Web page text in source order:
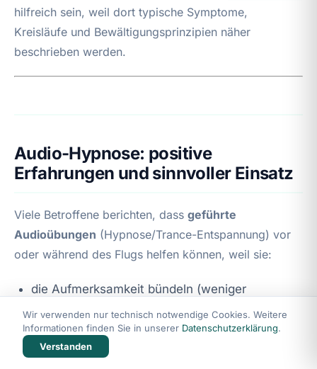
hilfreich sein, weil dort typische Symptome,
Kreisläufe und Bewältigungsprinzipien näher
beschrieben werden.
Audio-Hypnose: positive
Erfahrungen und sinnvoller Einsatz
Viele Betroffene berichten, dass geführte
Audioübungen (Hypnose/Trance-Entspannung) vor
oder während des Flugs helfen können, weil sie:
die Aufmerksamkeit bündeln (weniger
„Scanning“ des Körpers),
über Suggestionen die Bedrohungsbewertung
dämpfen,
Wir verwenden nur technisch notwendige Cookies. Weitere
Informationen finden Sie in unserer Datenschutzerklärung.
Verstanden